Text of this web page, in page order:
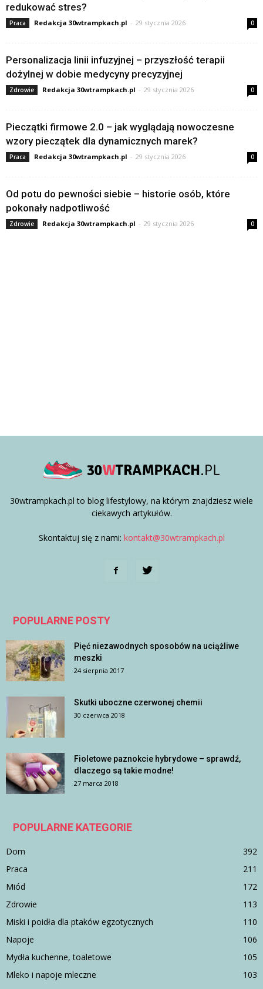
redukować stres?
Praca Redakcja 30wtrampkach.pl - 29 stycznia 2026 0
Personalizacja linii infuzyjnej – przyszłość terapii
dożylnej w dobie medycyny precyzyjnej
Zdrowie Redakcja 30wtrampkach.pl - 29 stycznia 2026 0
Pieczątki firmowe 2.0 – jak wyglądają nowoczesne
wzory pieczątek dla dynamicznych marek?
Praca Redakcja 30wtrampkach.pl - 29 stycznia 2026 0
Od potu do pewności siebie – historie osób, które
pokonały nadpotliwość
Zdrowie Redakcja 30wtrampkach.pl - 29 stycznia 2026 0
30wtrampkach.pl to blog lifestylowy, na którym znajdziesz wiele
ciekawych artykułów.
Skontaktuj się z nami: kontakt@30wtrampkach.pl
POPULARNE POSTY
Pięć niezawodnych sposobów na uciążliwe
meszki
24 sierpnia 2017
Skutki uboczne czerwonej chemii
30 czerwca 2018
Fioletowe paznokcie hybrydowe – sprawdź,
dlaczego są takie modne!
27 marca 2018
POPULARNE KATEGORIE
Dom
392
Praca
211
Miód
172
Zdrowie
113
Miski i poidła dla ptaków egzotycznych
110
Napoje
106
Mydła kuchenne, toaletowe
105
Mleko i napoje mleczne
103